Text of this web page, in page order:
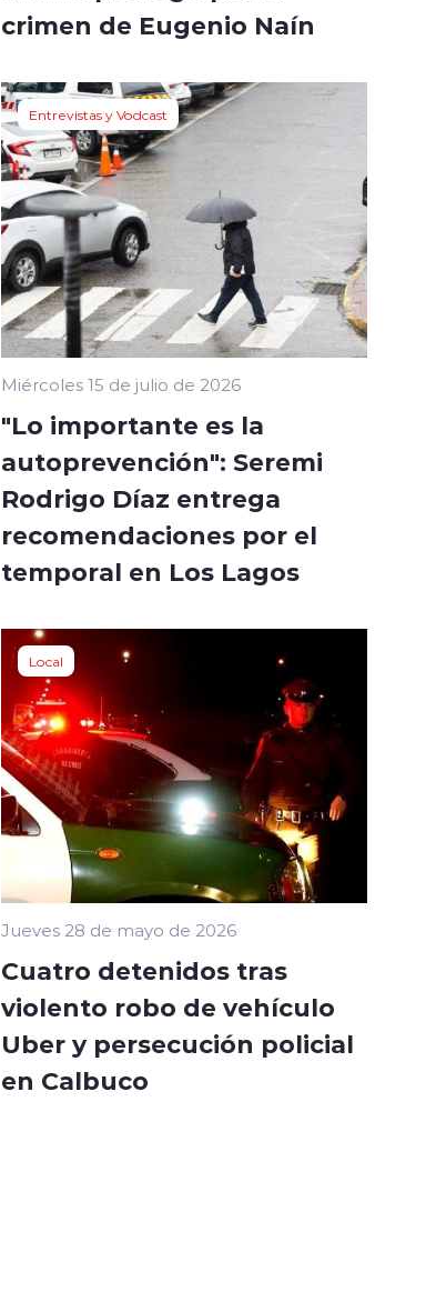
crimen de Eugenio Naín
Entrevistas y Vodcast
Miércoles 15 de julio de 2026
"Lo importante es la
autoprevención": Seremi
Rodrigo Díaz entrega
recomendaciones por el
temporal en Los Lagos
Local
Jueves 28 de mayo de 2026
Cuatro detenidos tras
violento robo de vehículo
Uber y persecución policial
en Calbuco